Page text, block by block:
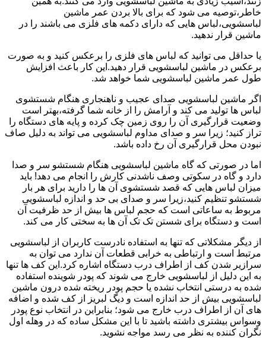
خاطر،توصیه می شود که برای بالا بردن عمر ماشین
لباسشویی،لباس هایی که دارای دکمه های فلزی می باشند را در
ماشین قرار ندهید.
یا حداقل می توانید که لباس های فلزی را برعکس کنید و به صورت
برعکس در ماشین لباسشویی قرار دهید.این کار باعث افزایش
طول عمر ماشین لباسشویی شما خواهد شد.
اگر ماشین لباسشویی صدای عجیب و ناهنجاری هنگام شستشوی
لباس ها تولید می کند و آرامش را از خانه شما گرفته،بهتر است
وضعیت قرارگیری آن را روی زمین چک کرده و پایه های دستگاه را
تراز کنید؛ زیرا سر و صدای مداوم لباسشویی می تواند به دلیل صاف
نبودن محل قرارگیری آن رخ داده باشد.
اما در صورتی که گاه ماشین لباسشویی هنگام شستشو سر و صدا
دارد و گاه در سکوتی وصف ناشدنی کارش را انجام می دهد! باید
میزان لباس هایی که قصد شستشوی آن ها را دارید برای هر بار
شستشو تنظیم کنید،زیرا سر و صدای بی حد و اندازه لباسشویی
مربوط به ساعاتی است که حجم لباس ها بیش از حد ظرفیت آن
است و دستگاه برای شستن تک تک آن ها به سختی کار می کند.
از دیگر مشکلاتی که تنها به استفاده نادرست کاربران از لباسشویی
مرتبط است و ارتباطی به خرابی قطعات آن ندارد می توان به
سرازیر شدن کف از اطراف درب دستگاه اشاره کرد.این کف ها تنها
به این دلیل از لباسشویی خارج می شوند که پودر شوینده استفاده
شده به درستی انتخاب نشده یا حجم پودر ریخته شده درون ماشین
لباسشویی بیش از حد اندازه است و دیگ لبریز از کف شده و اضافه
های آن از اطراف درب خارج می شود؛ بنابراین در انتخاب نوع پودر
وسواس بیشتری داشته باشید تا با این مشکل ساده که در وهله اول
نگران کننده به نظر می رسد مواجه نشوید.